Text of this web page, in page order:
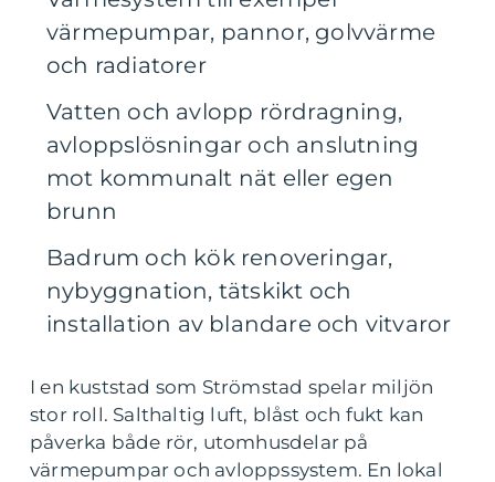
värmepumpar, pannor, golvvärme
och radiatorer
Vatten och avlopp rördragning,
avloppslösningar och anslutning
mot kommunalt nät eller egen
brunn
Badrum och kök renoveringar,
nybyggnation, tätskikt och
installation av blandare och vitvaror
I en kuststad som Strömstad spelar miljön
stor roll. Salthaltig luft, blåst och fukt kan
påverka både rör, utomhusdelar på
värmepumpar och avloppssystem. En lokal